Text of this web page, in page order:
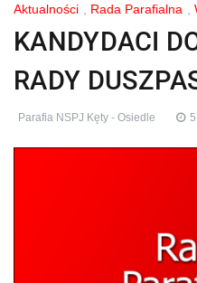
Aktualności , Rada Parafialna ,
KANDYDACI
RADY
Parafia NSPJ Kęty - Osiedle